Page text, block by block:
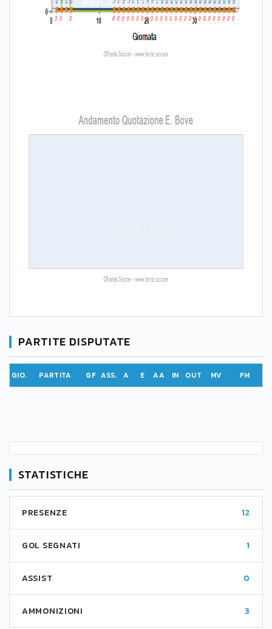
PARTITE DISPUTATE
GIO. PARTITA GF ASS. A E AA IN OUT MV FM
STATISTICHE
PRESENZE 12
GOL SEGNATI 1
ASSIST 0
AMMONIZIONI 3